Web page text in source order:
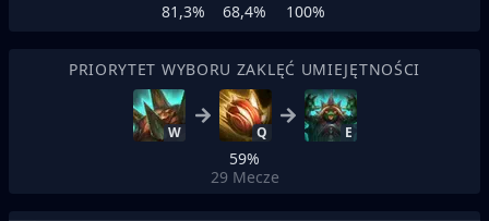
81,3% 68,4% 100%
PRIORYTET WYBORU ZAKLĘĆ UMIEJĘTNOŚCI
W Q E
59%
29 Mecze